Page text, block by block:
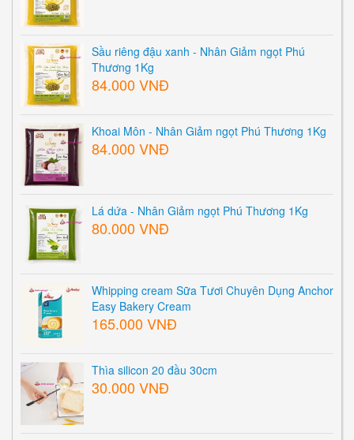
Sầu riêng đậu xanh - Nhân Giảm ngọt Phú
Thương 1Kg
84.000 VNĐ
Khoai Môn - Nhân Giảm ngọt Phú Thương 1Kg
84.000 VNĐ
Lá dứa - Nhân Giảm ngọt Phú Thương 1Kg
80.000 VNĐ
Whipping cream Sữa Tươi Chuyên Dụng Anchor
Easy Bakery Cream
165.000 VNĐ
Thìa silicon 20 đầu 30cm
30.000 VNĐ